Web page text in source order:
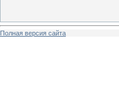
Полная версия сайта